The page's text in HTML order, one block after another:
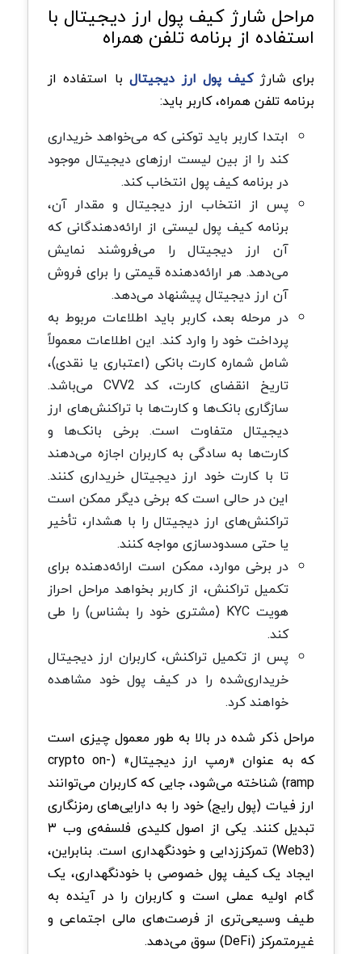
مراحل شارژ کیف پول ارز دیجیتال با
استفاده از برنامه تلفن همراه
برای شارژکیف پول ارز دیجیتالبا استفاده از
برنامه تلفن همراه، کاربر باید:
ابتدا کاربر باید توکنی که می‌خواهد خریداری
کند را از بین لیست ارزهای دیجیتال موجود
در برنامه کیف پول انتخاب کند.
پس از انتخاب ارز دیجیتال و مقدار آن،
برنامه کیف پول لیستی از ارائه‌دهندگانی که
آن ارز دیجیتال را می‌فروشند نمایش
می‌دهد. هر ارائه‌دهنده قیمتی را برای فروش
آن ارز دیجیتال پیشنهاد می‌دهد.
در مرحله بعد، کاربر باید اطلاعات مربوط به
پرداخت خود را وارد کند. این اطلاعات معمولاً
شامل شماره کارت بانکی (اعتباری یا نقدی)،
تاریخ انقضای کارت، کد CVV2 می‌باشد.
سازگاری بانک‌ها و کارت‌ها با تراکنش‌های ارز
دیجیتال متفاوت است. برخی بانک‌ها و
کارت‌ها به سادگی به کاربران اجازه می‌دهند
تا با کارت خود ارز دیجیتال خریداری کنند.
این در حالی است که برخی دیگر ممکن است
تراکنش‌های ارز دیجیتال را با هشدار، تأخیر
یا حتی مسدودسازی مواجه کنند.
در برخی موارد، ممکن است ارائه‌دهنده برای
تکمیل تراکنش، از کاربر بخواهد مراحل احراز
هویت KYC (مشتری خود را بشناس) را طی
کند.
پس از تکمیل تراکنش، کاربران ارز دیجیتال
خریداری‌شده را در کیف پول خود مشاهده
خواهند کرد.
مراحل ذکر شده در بالا به طور معمول چیزی است
که به عنوان «رمپ ارز دیجیتال» (crypto on-
ramp) شناخته می‌شود، جایی که کاربران می‌توانند
ارز فیات (پول رایج) خود را به دارایی‌های رمزنگاری
تبدیل کنند. یکی از اصول کلیدی فلسفه‌ی وب ۳
(Web3) تمرکززدایی و خودنگهداری است. بنابراین،
ایجاد یک کیف پول خصوصی با خودنگهداری، یک
گام اولیه عملی است و کاربران را در آینده به
طیف وسیعی‌تری از فرصت‌های مالی اجتماعی و
غیرمتمرکز (DeFi) سوق می‌دهد.